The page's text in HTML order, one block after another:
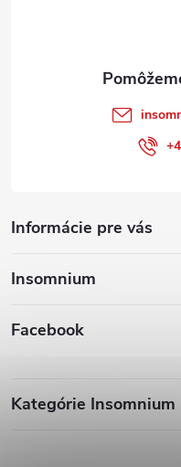
Informácie pre vás
Insomnium
Facebook
Kategórie Insomnium